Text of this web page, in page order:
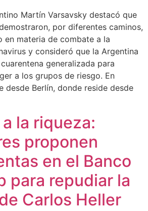
Martín Varsavsky destacó que
por diferentes caminos,
en materia de combate a la
y consideró que la Argentina
generalizada para
a los grupos de riesgo. En
desde Berlín, donde reside desde
la riqueza:
proponen
en el Banco
para repudiar la
Carlos Heller